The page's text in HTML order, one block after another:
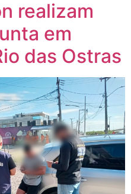
realizam
em
das Ostras